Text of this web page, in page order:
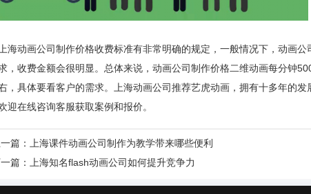
上海动画公司制作价格收费标准有非常明确的规定，一般情况下，动画
，收费金额会很明显。总体来说，动画公司制作价格二维动画每分钟
，具体要看客户的需求。上海动画公司推荐艺虎动画，拥有十多年的
迎在线咨询客服获取案例和报价。
一篇：
上海课件动画公司制作为教学带来哪些便利
篇：
上海知名flash动画公司如何提升竞争力